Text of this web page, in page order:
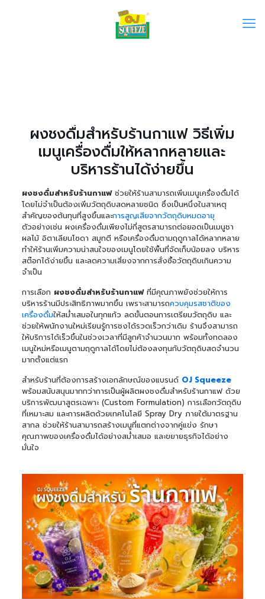
ผงชงดื่มสำหรับร้านกาแฟ วิธีเพิ่ม
เมนูเครื่องดื่มให้หลากหลายและ
บริหารร้านได้ง่ายขึ้น
ผงชงดื่มสำหรับร้านกาแฟช่วยให้ร้านสามารถเพิ่มเมนูเครื่องดื่มได้
โดยไม่จำเป็นต้องเพิ่มวัตถุดิบสดหลายชนิด ซึ่งเป็นหนึ่งในสาเหตุ
สำคัญของต้นทุนที่สูงขึ้นและการสูญเสียจากวัตถุดิบหมดอายุ
ตัวอย่างเช่น ผงเครื่องดื่มเพียงไม่กี่สูตรสามารถต่อยอดเป็นเมนูชา
ผลไม้ อิตาเลียนโซดา สมูทตี หรือเครื่องดื่มตามฤดูกาลได้หลากหลาย
ทำให้ร้านเพิ่มความน่าสนใจของเมนูโดยใช้พื้นที่จัดเก็บน้อยลง บริหาร
สต๊อกได้ง่ายขึ้น และลดความเสี่ยงจากการสั่งซื้อวัตถุดิบเกินความ
จำเป็น
การเลือก ผงชงดื่มสำหรับร้านกาแฟที่มีคุณภาพยังช่วยให้การ
บริหารร้านมีประสิทธิภาพมากขึ้น เพราะสามารถควบคุมรสชาติของ
เครื่องดื่มให้สม่ำเสมอในทุกแก้ว ลดขั้นตอนการเตรียมวัตถุดิบ และ
ช่วยให้พนักงานใหม่เรียนรู้การชงได้รวดเร็วกว่าเดิม ร้านจึงสามารถ
ให้บริการได้เร็วขึ้นในช่วงเวลาที่มีลูกค้าจำนวนมาก พร้อมทั้งทดลอง
เมนูใหม่หรือเมนูตามฤดูกาลได้โดยไม่ต้องลงทุนกับวัตถุดิบสดจำนวน
มากตั้งแต่แรก
สำหรับร้านที่ต้องการสร้างเอกลักษณ์ของแบรนด์ OJ Squeeze
พร้อมสนับสนุนมากกว่าการเป็นผู้ผลิตผงชงดื่มสำหรับร้านกาแฟ ด้วย
บริการพัฒนาสูตรเฉพาะ (Custom Formulation) การเลือกวัตถุดิบ
ที่เหมาะสม และการผลิตด้วยเทคโนโลยี Spray Dry ภายใต้มาตรฐาน
สากล ช่วยให้ร้านสามารถสร้างเมนูที่แตกต่างจากคู่แข่ง รักษา
คุณภาพของเครื่องดื่มได้อย่างสม่ำเสมอ และขยายธุรกิจได้อย่าง
มั่นใจ